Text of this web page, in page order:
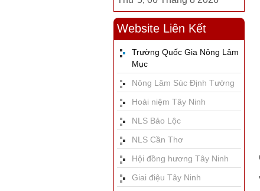
Website Liên Kết
Trường Quốc Gia Nông Lâm
Mục
Nông Lâm Súc Định Tường
Hoài niệm Tây Ninh
NLS Bảo Lộc
NLS Cần Thơ
Hội đồng hương Tây Ninh
Giai điệu Tây Ninh